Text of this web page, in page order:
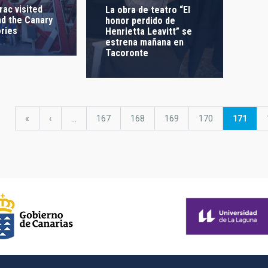
visited
the Canary
La obra de teatro “El
honor perdido de
Henrietta Leavitt” se
estrena mañana en
Tacoronte
First
«
Previous
‹ … Page
167 Page
168 Page
169 Page
170
Current
171